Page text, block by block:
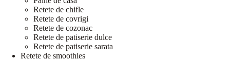
Retete de chifle
Retete de covrigi
Retete de cozonac
Retete de patiserie dulce
Retete de patiserie sarata
Retete de smoothies